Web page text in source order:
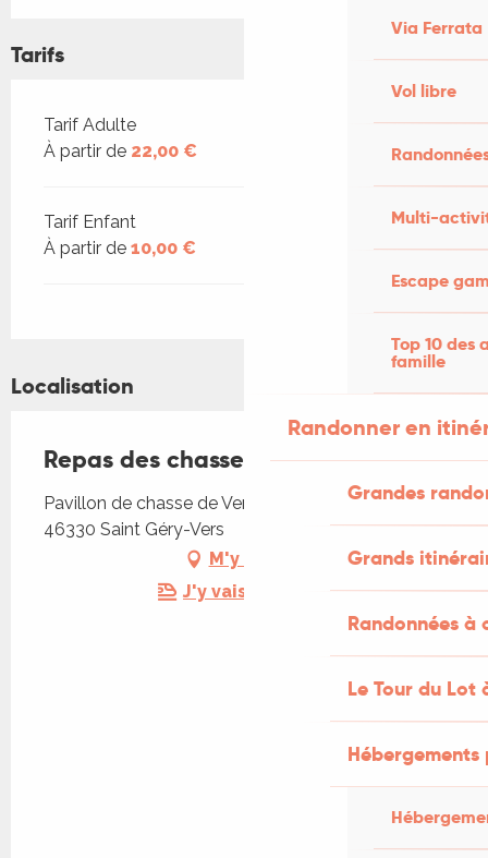
Via Ferrata
Vol libre
Multi-
Escape
Top 10 des
famille
Randonner en
Grandes
Grands
Randonnées
Le Tour du Lot
Tarifs
Tarifs 2026
Tarif Adulte
À partir de 22,00 €
Tarif Enfant
À partir de 10,00 €
Localisation
Repas des chasseurs de Vers
Pavillon de chasse de Vers, 525 mas de Cravol,
46330 Saint Géry-Vers
M'y rendre
J'y vais en train !